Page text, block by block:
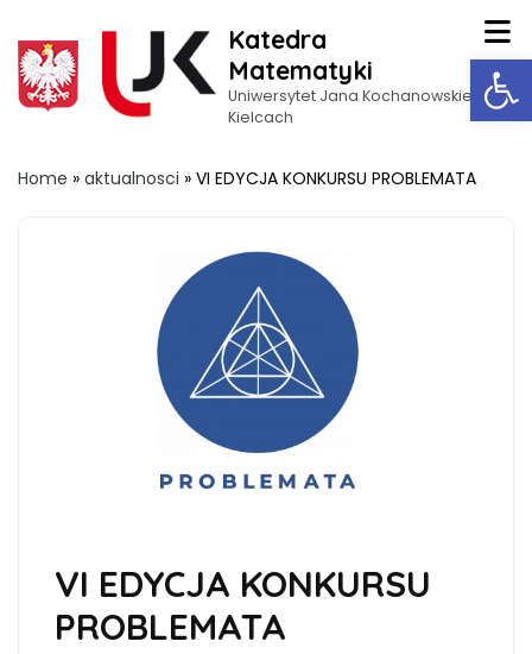
Katedra
Matematyki
Uniwersytet Jana Kochanowskiego w
Kielcach
Home » aktualnosci » VI EDYCJA KONKURSU PROBLEMATA
VI EDYCJA KONKURSU
PROBLEMATA